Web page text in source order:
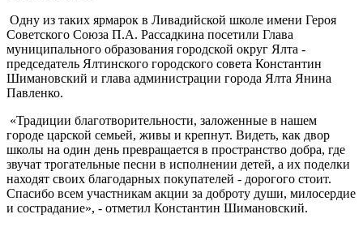
Одну из таких ярмарок в Ливадийской школе имени Героя
Советского Союза П.А. Рассадкина посетили Глава
муниципального образования городской округ Ялта -
председатель Ялтинского городского совета Константин
Шимановский и глава администрации города Ялта Янина
Павленко.
«Традиции благотворительности, заложенные в нашем
городе царской семьей, живы и крепнут. Видеть, как двор
школы на один день превращается в пространство добра, где
звучат трогательные песни в исполнении детей, а их поделки
находят своих благодарных покупателей - дорогого стоит.
Спасибо всем участникам акции за доброту души, милосердие
и сострадание», - отметил Константин Шимановский.